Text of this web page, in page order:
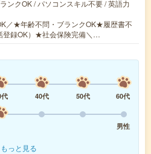
ンクOK / パソコンスキル不要 / 英語力
／★年齢不問・ブランクOK★履歴書不
登録OK）★社会保険完備＼…
40代 50代
60代
男性
もっと見る